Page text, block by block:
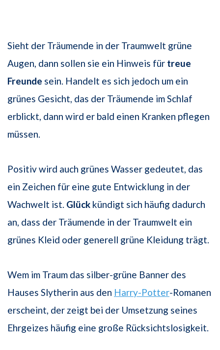
Sieht der Träumende in der Traumwelt grüne
Augen, dann sollen sie ein Hinweis für treue
Freunde sein. Handelt es sich jedoch um ein
grünes Gesicht, das der Träumende im Schlaf
erblickt, dann wird er bald einen Kranken pflegen
müssen.
Positiv wird auch grünes Wasser gedeutet, das
ein Zeichen für eine gute Entwicklung in der
Wachwelt ist. Glück kündigt sich häufig dadurch
an, dass der Träumende in der Traumwelt ein
grünes Kleid oder generell grüne Kleidung trägt.
Wem im Traum das silber-grüne Banner des
Hauses Slytherin aus den Harry-Potter-Romanen
erscheint, der zeigt bei der Umsetzung seines
Ehrgeizes häufig eine große Rücksichtslosigkeit.